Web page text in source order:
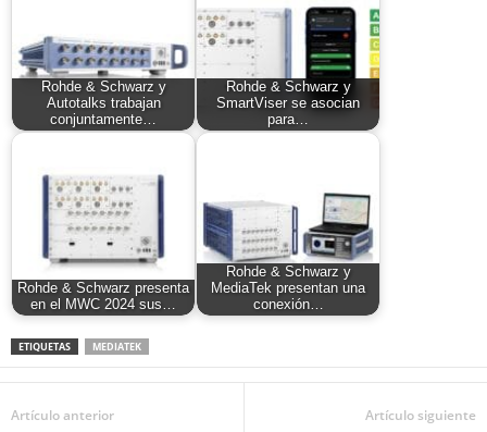
Rohde & Schwarz y
Autotalks trabajan
conjuntamente…
Rohde & Schwarz y
SmartViser se asocian
para…
Rohde & Schwarz presenta
en el MWC 2024 sus…
Rohde & Schwarz y
MediaTek presentan una
conexión…
ETIQUETAS MEDIATEK
Artículo anterior Artículo siguiente